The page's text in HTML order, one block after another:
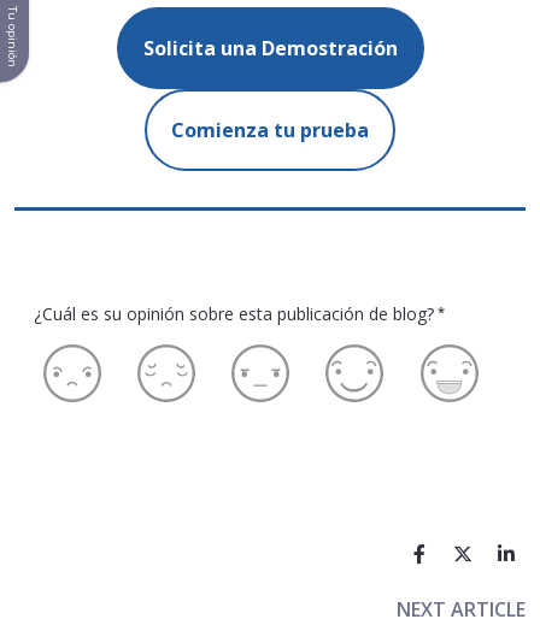
Solicita una Demostración
Comienza tu prueba
Tu opinión
¿Cuál es su opinión sobre esta publicación de blog? *
NEXT ARTICLE